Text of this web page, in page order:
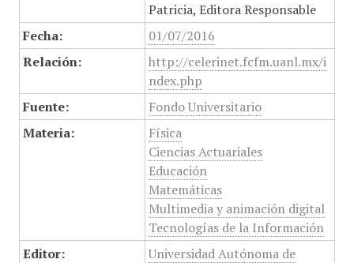
Patricia, Editora Responsable
Fecha:
01/07/2016
Relación:
http://celerinet.fcfm.uanl.mx/i
ndex.php
Fuente:
Fondo Universitario
Materia:
Física
Ciencias Actuariales
Educación
Matemáticas
Multimedia y animación digital
Tecnologías de la Información
Editor:
Universidad Autónoma de